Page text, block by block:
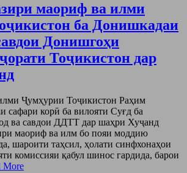
маориф ва илми
ба Донишкадаи
Донишгоҳи
Тоҷикистон дар
Ҷумҳурии Тоҷикистон Раҳим
сафари корӣ ба вилояти Суғд ба
ва савдои ДДТТ дар шаҳри Хуҷанд
маориф ва илм бо пояи моддию
шароити таҳсил, ҳолати синфхонаҳои
комиссияи қабул шинос гардида, барои
More